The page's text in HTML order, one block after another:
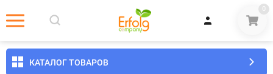
0
КАТАЛОГ ТОВАРОВ